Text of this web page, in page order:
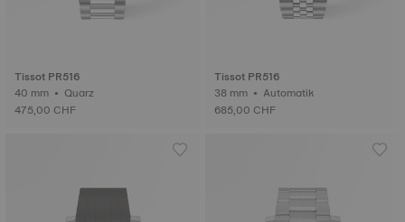
Tissot PR516
40 mm • Quarz
475,00 CHF
Tissot PR516
38 mm • Automatik
685,00 CHF